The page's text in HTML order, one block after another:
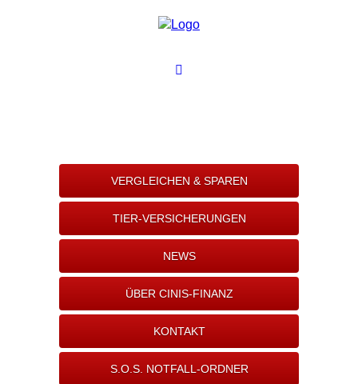
VERGLEICHEN & SPAREN
TIER-VERSICHERUNGEN
NEWS
ÜBER CINIS-FINANZ
KONTAKT
S.O.S. NOTFALL-ORDNER